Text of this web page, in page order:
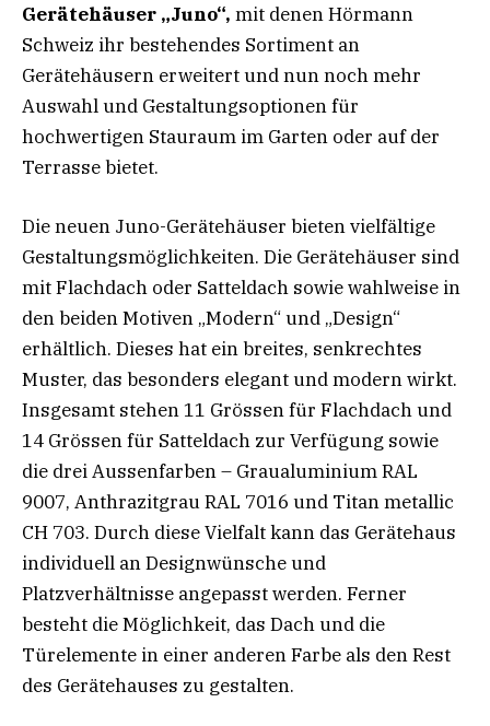
Gerätehäuser „Juno“, mit denen Hörmann
Schweiz ihr bestehendes Sortiment an
Gerätehäusern erweitert und nun noch mehr
Auswahl und Gestaltungsoptionen für
hochwertigen Stauraum im Garten oder auf der
Terrasse bietet.
Die neuen Juno-Gerätehäuser bieten vielfältige
Gestaltungsmöglichkeiten. Die Gerätehäuser sind
mit Flachdach oder Satteldach sowie wahlweise in
den beiden Motiven „Modern“ und „Design“
erhältlich. Dieses hat ein breites, senkrechtes
Muster, das besonders elegant und modern wirkt.
Insgesamt stehen 11 Grössen für Flachdach und
14 Grössen für Satteldach zur Verfügung sowie
die drei Aussenfarben – Graualuminium RAL
9007, Anthrazitgrau RAL 7016 und Titan metallic
CH 703. Durch diese Vielfalt kann das Gerätehaus
individuell an Designwünsche und
Platzverhältnisse angepasst werden. Ferner
besteht die Möglichkeit, das Dach und die
Türelemente in einer anderen Farbe als den Rest
des Gerätehauses zu gestalten.